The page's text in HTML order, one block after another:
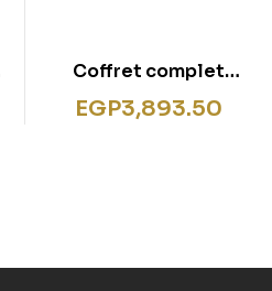
Coffret complet
lecteur interactif +
Livre- J’apprends
EGP3,893.50